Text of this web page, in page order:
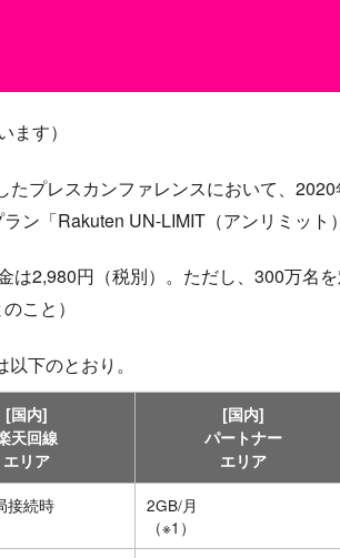
ます）
プレスカンファレンスにおいて、
ン「Rakuten UN-LIMIT（アンリミット
は2,980円（税別）。ただし、300万名
こと）
下のとおり。
[国内]
天回線
エリア
[国内]
パートナー
エリア
接続時
2GB/月
（※1）